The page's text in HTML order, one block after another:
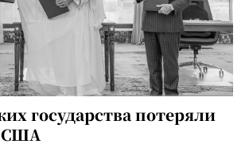
государства потеряли
США